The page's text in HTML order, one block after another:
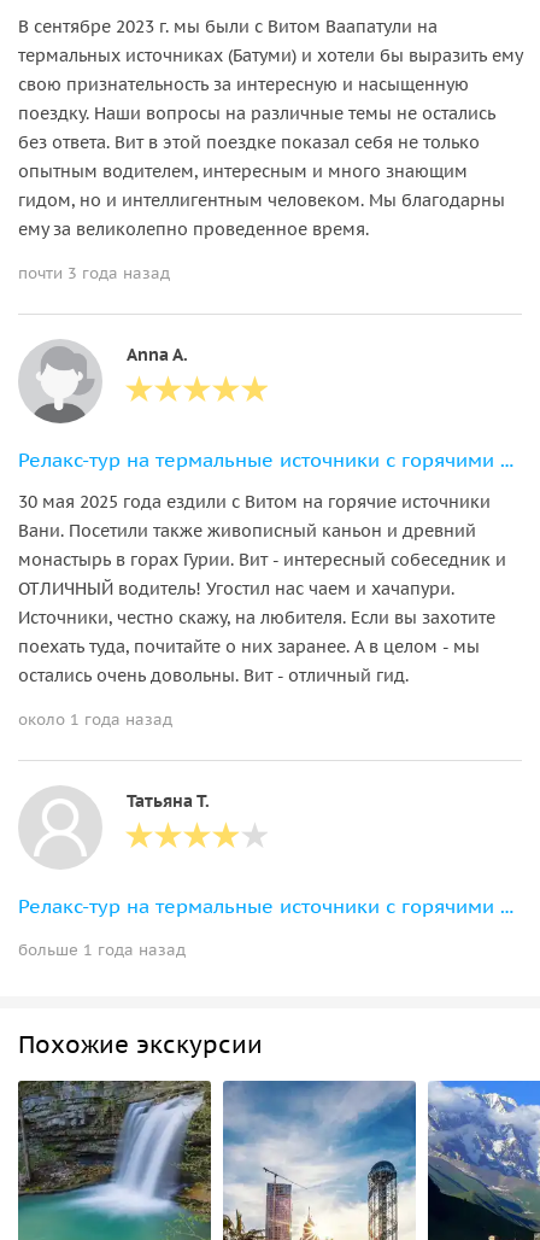
В сентябре 2023 г. мы были с Витом Ваапатули на
термальных источниках (Батуми) и хотели бы выразить ему
свою признательность за интересную и насыщенную
поездку. Наши вопросы на различные темы не остались
без ответа. Вит в этой поездке показал себя не только
опытным водителем, интересным и много знающим
гидом, но и интеллигентным человеком. Мы благодарны
ему за великолепно проведенное время.
почти 3 года назад
Anna A.
Релакс-тур на термальные источники с горячими ваннами
30 мая 2025 года ездили с Витом на горячие источники
Вани. Посетили также живописный каньон и древний
монастырь в горах Гурии. Вит - интересный собеседник и
ОТЛИЧНЫЙ водитель! Угостил нас чаем и хачапури.
Источники, честно скажу, на любителя. Если вы захотите
поехать туда, почитайте о них заранее. А в целом - мы
остались очень довольны. Вит - отличный гид.
около 1 года назад
Татьяна Т.
Релакс-тур на термальные источники с горячими ваннами
больше 1 года назад
Похожие экскурсии